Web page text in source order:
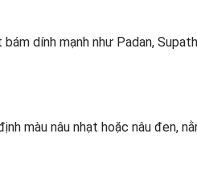
dính mạnh như Padan,
màu nâu nhạt hoặc nâu đen,